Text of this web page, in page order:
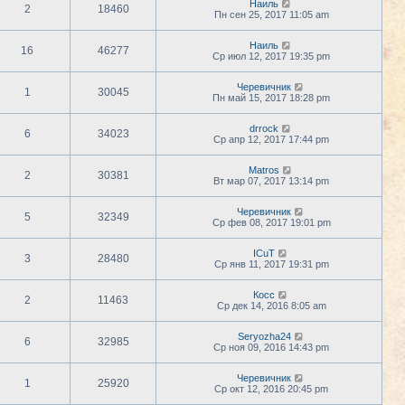
2 18460
Наиль
Пн сен 25, 2017 11:05 am
16 46277
Наиль
Ср июл 12, 2017 19:35 pm
1 30045
Черевичник
Пн май 15, 2017 18:28 pm
6 34023
drrock
Ср апр 12, 2017 17:44 pm
2 30381
Matros
Вт мар 07, 2017 13:14 pm
5 32349
Черевичник
Ср фев 08, 2017 19:01 pm
3 28480
ICuT
Ср янв 11, 2017 19:31 pm
2 11463
Косс
Ср дек 14, 2016 8:05 am
6 32985
Seryozha24
Ср ноя 09, 2016 14:43 pm
1 25920
Черевичник
Ср окт 12, 2016 20:45 pm